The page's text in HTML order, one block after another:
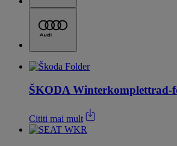
ŠKODA Winterkomplettrad-
Cititi mai mult